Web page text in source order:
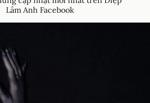
Lâm Anh Facebook